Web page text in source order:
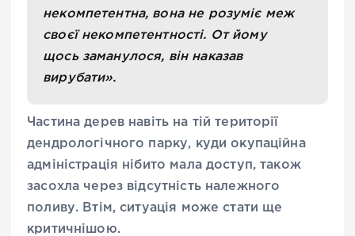
некомпетентна, вона не розуміє меж
своєї некомпетентності. От йому
щось заманулося, він наказав
вирубати».
Частина дерев навіть на тій території
дендрологічного парку, куди окупаційна
адміністрація нібито мала доступ, також
засохла через відсутність належного
поливу. Втім, ситуація може стати ще
критичнішою.